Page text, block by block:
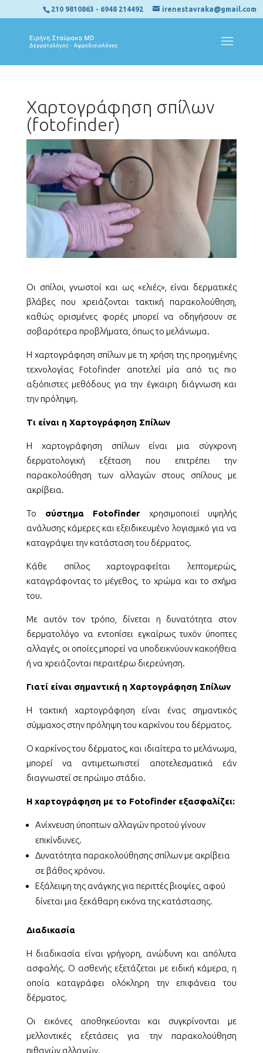
210 9810863 - 6948 214492 irenestavraka@gmail.com
Χαρτογράφηση σπίλων
(fotofinder)
Οι σπίλοι, γνωστοί και ως «ελιές», είναι δερματικές
βλάβες που χρειάζονται τακτική παρακολούθηση,
καθώς ορισμένες φορές μπορεί να οδηγήσουν σε
σοβαρότερα προβλήματα, όπως το μελάνωμα.
Η χαρτογράφηση σπίλων με τη χρήση της προηγμένης
τεχνολογίας Fotofinder αποτελεί μία από τις πιο
αξιόπιστες μεθόδους για την έγκαιρη διάγνωση και
την πρόληψη.
Τι είναι η Χαρτογράφηση Σπίλων
Η χαρτογράφηση σπίλων είναι μια σύγχρονη
δερματολογική εξέταση που επιτρέπει την
παρακολούθηση των αλλαγών στους σπίλους με
ακρίβεια.
Το σύστημα Fotofinder χρησιμοποιεί υψηλής
ανάλυσης κάμερες και εξειδικευμένο λογισμικό για να
καταγράψει την κατάσταση του δέρματος.
Κάθε σπίλος χαρτογραφείται λεπτομερώς,
καταγράφοντας το μέγεθος, το χρώμα και το σχήμα
του.
Με αυτόν τον τρόπο, δίνεται η δυνατότητα στον
δερματολόγο να εντοπίσει εγκαίρως τυχόν ύποπτες
αλλαγές, οι οποίες μπορεί να υποδεικνύουν κακοήθεια
ή να χρειάζονται περαιτέρω διερεύνηση.
Γιατί είναι σημαντική η Χαρτογράφηση Σπίλων
Η τακτική χαρτογράφηση είναι ένας σημαντικός
σύμμαχος στην πρόληψη του καρκίνου του δέρματος.
Ο καρκίνος του δέρματος, και ιδιαίτερα το μελάνωμα,
μπορεί να αντιμετωπιστεί αποτελεσματικά εάν
διαγνωστεί σε πρώιμο στάδιο.
Η χαρτογράφηση με το Fotofinder εξασφαλίζει:
Ανίχνευση ύποπτων αλλαγών προτού γίνουν
επικίνδυνες.
Δυνατότητα παρακολούθησης σπίλων με ακρίβεια
σε βάθος χρόνου.
Εξάλειψη της ανάγκης για περιττές βιοψίες, αφού
δίνεται μια ξεκάθαρη εικόνα της κατάστασης.
Διαδικασία
Η διαδικασία είναι γρήγορη, ανώδυνη και απόλυτα
ασφαλής. Ο ασθενής εξετάζεται με ειδική κάμερα, η
οποία καταγράφει ολόκληρη την επιφάνεια του
δέρματος.
Οι εικόνες αποθηκεύονται και συγκρίνονται με
μελλοντικές εξετάσεις για την παρακολούθηση
πιθανών αλλαγών.